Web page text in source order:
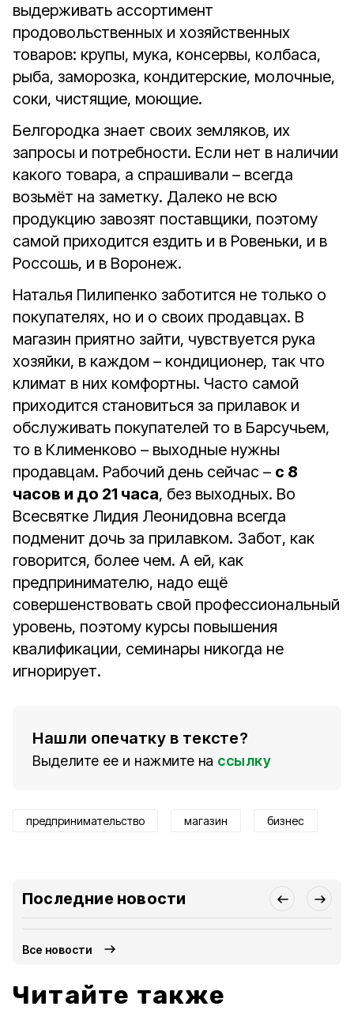
выдерживать ассортимент
продовольственных и хозяйственных
товаров: крупы, мука, консервы, колбаса,
рыба, заморозка, кондитерские, молочные,
соки, чистящие, моющие.
Белгородка знает своих земляков, их
запросы и потребности. Если нет в наличии
какого товара, а спрашивали – всегда
возьмёт на заметку. Далеко не всю
продукцию завозят поставщики, поэтому
самой приходится ездить и в Ровеньки, и в
Россошь, и в Воронеж.
Наталья Пилипенко заботится не только о
покупателях, но и о своих продавцах. В
магазин приятно зайти, чувствуется рука
хозяйки, в каждом – кондиционер, так что
климат в них комфортны. Часто самой
приходится становиться за прилавок и
обслуживать покупателей то в Барсучьем,
то в Клименково – выходные нужны
продавцам. Рабочий день сейчас – с 8
часов и до 21 часа, без выходных. Во
Всесвятке Лидия Леонидовна всегда
подменит дочь за прилавком. Забот, как
говорится, более чем. А ей, как
предпринимателю, надо ещё
совершенствовать свой профессиональный
уровень, поэтому курсы повышения
квалификации, семинары никогда не
игнорирует.
Нашли опечатку в тексте?
Выделите ее и нажмите на ссылку
предпринимательство магазин бизнес
Последние новости
Все новости
Читайте также